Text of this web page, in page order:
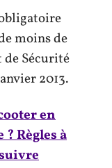
moins de
de Sécurité
2013.
en
Règles à